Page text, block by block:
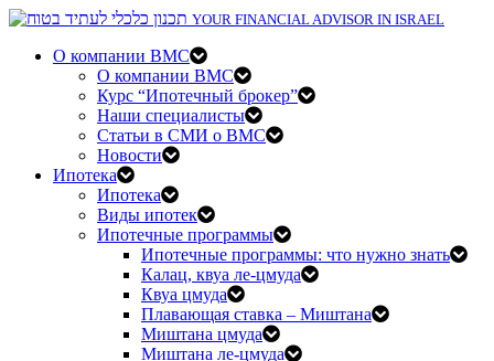
YOUR FINANCIAL ADVISOR IN ISRAEL
О компании BMC
О компании BMC
Курс “Ипотечный брокер”
Наши специалисты
Статьи в СМИ о BMC
Новости
Ипотека
Ипотека
Виды ипотек
Ипотечные программы
Ипотечные программы: что нужно знать
Калац, квуа ле-цмуда
Квуа цмуда
Плавающая ставка – Миштана
Миштана цмуда
Миштана ле-цмуда